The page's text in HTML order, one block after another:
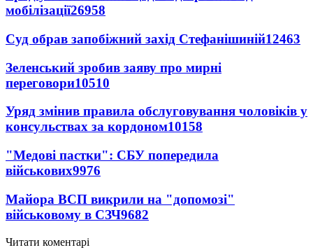
мобілізації26958
Суд обрав запобіжний захід Стефанішиній12463
Зеленський зробив заяву про мирні
переговори10510
Уряд змінив правила обслуговування чоловіків у
консульствах за кордоном10158
"Медові пастки": СБУ попередила
військових9976
Майора ВСП викрили на "допомозі"
військовому в СЗЧ9682
Читати коментарі